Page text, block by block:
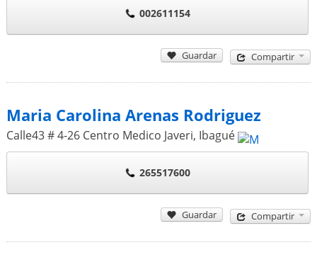
002611154
Guardar Compartir
Maria Carolina Arenas Rodriguez
Calle43 # 4-26 Centro Medico Javeri, Ibagué
265517600
Guardar Compartir